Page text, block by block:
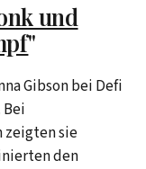
und
"
Gibson bei Defi
zeigten sie
den